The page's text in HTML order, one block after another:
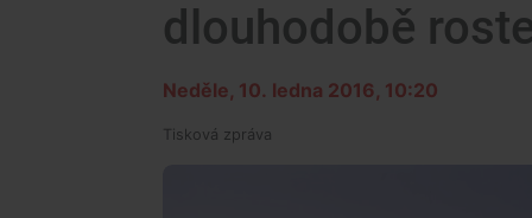
dlouhodobě
Neděle, 10. ledna 2016, 10:20
Tisková zpráva